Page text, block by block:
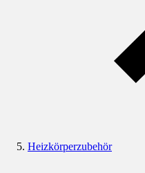
Heizkörperzubehör